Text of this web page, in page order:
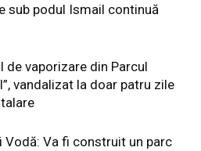
sub podul Ismail continuă
de vaporizare din Parcul
vandalizat la doar patru zile
Vodă: Va fi construit un parc